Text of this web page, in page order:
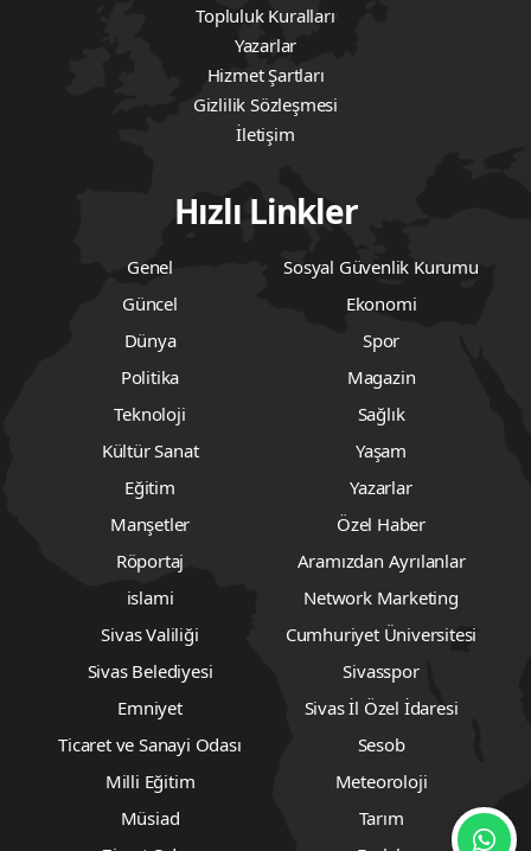
Topluluk Kuralları
Yazarlar
Hizmet Şartları
Gizlilik Sözleşmesi
İletişim
Hızlı Linkler
Genel
Sosyal Güvenlik Kurumu
Güncel
Ekonomi
Dünya
Spor
Politika
Magazin
Teknoloji
Sağlık
Kültür Sanat
Yaşam
Eğitim
Yazarlar
Manşetler
Özel Haber
Röportaj
Aramızdan Ayrılanlar
islami
Network Marketing
Sivas Valiliği
Cumhuriyet Üniversitesi
Sivas Belediyesi
Sivasspor
Emniyet
Sivas İl Özel İdaresi
Ticaret ve Sanayi Odası
Sesob
Milli Eğitim
Meteoroloji
Müsiad
Tarım